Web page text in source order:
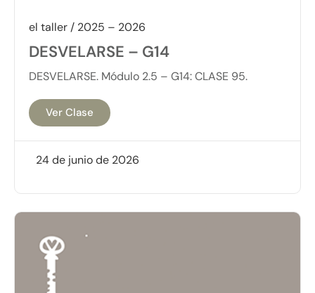
el taller / 2025 – 2026
DESVELARSE – G14
DESVELARSE. Módulo 2.5 – G14: CLASE 95.
Ver Clase
24 de junio de 2026